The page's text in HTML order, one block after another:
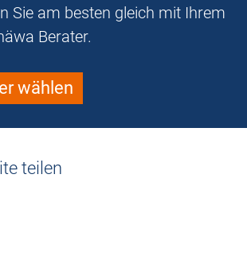
Sie am besten gleich mit Ihrem
Berater.
wählen
teilen